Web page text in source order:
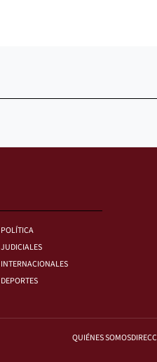
POLÍTICA
JUDICIALES
INTERNACIONALES
DEPORTES
QUIÉNES SOMOS